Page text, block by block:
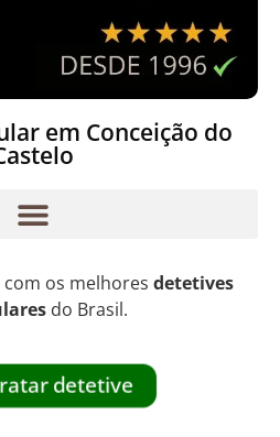
em Conceição do
os melhores detetives
do Brasil.
detetive